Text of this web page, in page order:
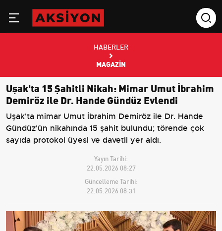
HABERLER
MAGAZIN
Uşak'ta 15 Şahitli Nikah: Mimar Umut İbrahim
Demiröz ile Dr. Hande Gündüz Evlendi
Uşak'ta mimar Umut İbrahim Demiröz ile Dr. Hande
Gündüz'ün nikahında 15 şahit bulundu; törende çok
sayıda protokol üyesi ve davetli yer aldı.
Yayın Tarihi:
22.05.2026 08:27
Güncelleme Tarihi:
22.05.2026 08:31